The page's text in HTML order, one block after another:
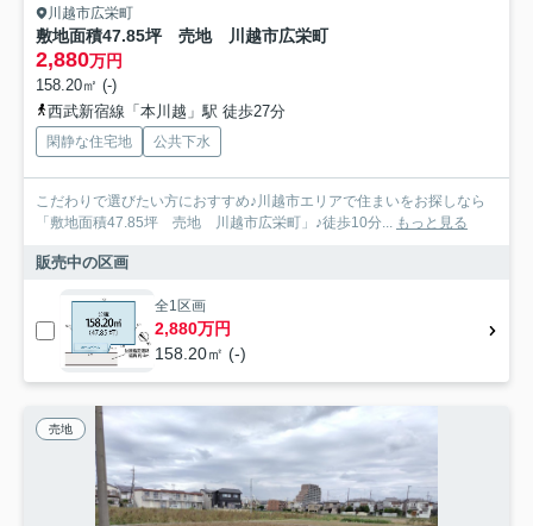
川越市広栄町
敷地面積47.85坪 売地 川越市広栄町
2,880万円
158.20㎡ (-)
西武新宿線「本川越」駅 徒歩27分
閑静な住宅地 公共下水
こだわりで選びたい方におすすめ♪川越市エリアで住まいをお探しなら
「敷地面積47.85坪 売地 川越市広栄町」♪徒歩10分... もっと見る
販売中の区画
全1区画
2,880万円
158.20㎡ (-)
売地